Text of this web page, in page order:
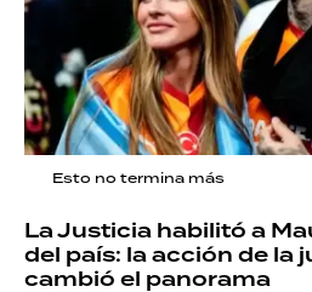
Esto no termina más
La Justicia habilitó a
del país: la acción de la
cambió el panorama